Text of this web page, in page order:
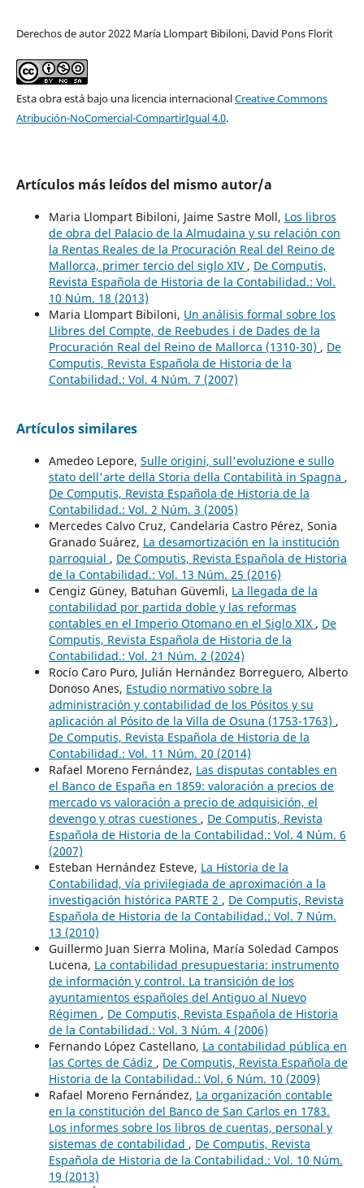
Derechos de autor 2022 María Llompart Bibiloni, David Pons Florit
Esta obra está bajo una licencia internacionalCreative Commons
Atribución-NoComercial-CompartirIgual 4.0.
Artículos más leídos del mismo autor/a
Maria Llompart Bibiloni, Jaime Sastre Moll, Los libros
de obra del Palacio de la Almudaina y su relación con
la Rentas Reales de la Procuración Real del Reino de
Mallorca, primer tercio del siglo XIV , De Computis,
Revista Española de Historia de la Contabilidad.: Vol.
10 Núm. 18 (2013)
Maria Llompart Bibiloni, Un análisis formal sobre los
Llibres del Compte, de Reebudes i de Dades de la
Procuración Real del Reino de Mallorca (1310-30) , De
Computis, Revista Española de Historia de la
Contabilidad.: Vol. 4 Núm. 7 (2007)
Artículos similares
Amedeo Lepore, Sulle origini, sull'evoluzione e sullo
stato dell'arte della Storia della Contabilità in Spagna ,
De Computis, Revista Española de Historia de la
Contabilidad.: Vol. 2 Núm. 3 (2005)
Mercedes Calvo Cruz, Candelaria Castro Pérez, Sonia
Granado Suárez, La desamortización en la institución
parroquial , De Computis, Revista Española de Historia
de la Contabilidad.: Vol. 13 Núm. 25 (2016)
Cengiz Güney, Batuhan Güvemli, La llegada de la
contabilidad por partida doble y las reformas
contables en el Imperio Otomano en el Siglo XIX , De
Computis, Revista Española de Historia de la
Contabilidad.: Vol. 21 Núm. 2 (2024)
Rocío Caro Puro, Julián Hernández Borreguero, Alberto
Donoso Anes, Estudio normativo sobre la
administración y contabilidad de los Pósitos y su
aplicación al Pósito de la Villa de Osuna (1753-1763) ,
De Computis, Revista Española de Historia de la
Contabilidad.: Vol. 11 Núm. 20 (2014)
Rafael Moreno Fernández, Las disputas contables en
el Banco de España en 1859: valoración a precios de
mercado vs valoración a precio de adquisición, el
devengo y otras cuestiones , De Computis, Revista
Española de Historia de la Contabilidad.: Vol. 4 Núm. 6
(2007)
Esteban Hernández Esteve, La Historia de la
Contabilidad, vía privilegiada de aproximación a la
investigación histórica PARTE 2 , De Computis, Revista
Española de Historia de la Contabilidad.: Vol. 7 Núm.
13 (2010)
Guillermo Juan Sierra Molina, María Soledad Campos
Lucena, La contabilidad presupuestaria: instrumento
de información y control. La transición de los
ayuntamientos españoles del Antiguo al Nuevo
Régimen , De Computis, Revista Española de Historia
de la Contabilidad.: Vol. 3 Núm. 4 (2006)
Fernando López Castellano, La contabilidad pública en
las Cortes de Cádiz , De Computis, Revista Española de
Historia de la Contabilidad.: Vol. 6 Núm. 10 (2009)
Rafael Moreno Fernández, La organización contable
en la constitución del Banco de San Carlos en 1783.
Los informes sobre los libros de cuentas, personal y
sistemas de contabilidad , De Computis, Revista
Española de Historia de la Contabilidad.: Vol. 10 Núm.
19 (2013)